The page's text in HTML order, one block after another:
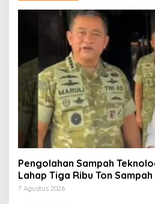
Pengolahan Sampah
Lahap Tiga Ribu Ton
7 Agustus 2026